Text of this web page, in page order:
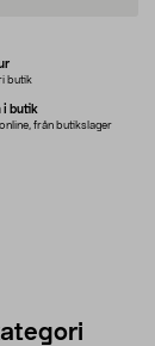
butik
i butik
från butikslager